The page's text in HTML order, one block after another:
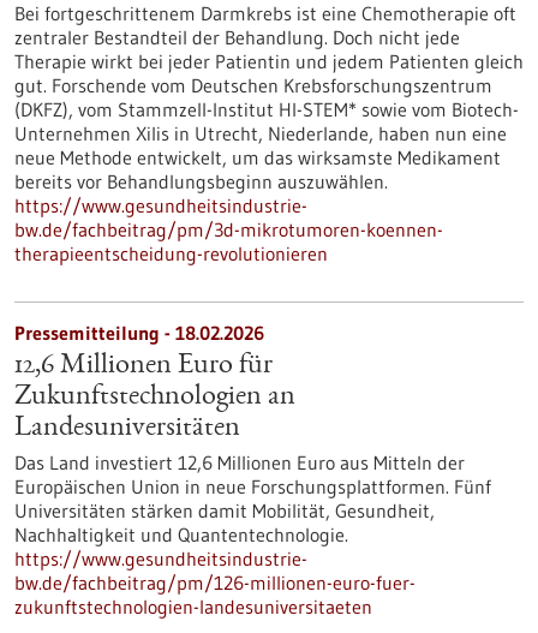
Bei fortgeschrittenem Darmkrebs ist eine Chemotherapie oft
zentraler Bestandteil der Behandlung. Doch nicht jede
Therapie wirkt bei jeder Patientin und jedem Patienten gleich
gut. Forschende vom Deutschen Krebsforschungszentrum
(DKFZ), vom Stammzell-Institut HI-STEM* sowie vom Biotech-
Unternehmen Xilis in Utrecht, Niederlande, haben nun eine
neue Methode entwickelt, um das wirksamste Medikament
bereits vor Behandlungsbeginn auszuwählen.
https://www.gesundheitsindustrie-
bw.de/fachbeitrag/pm/3d-mikrotumoren-koennen-
therapieentscheidung-revolutionieren
Pressemitteilung - 18.02.2026
12,6 Millionen Euro für
Zukunftstechnologien an
Landesuniversitäten
Das Land investiert 12,6 Millionen Euro aus Mitteln der
Europäischen Union in neue Forschungsplattformen. Fünf
Universitäten stärken damit Mobilität, Gesundheit,
Nachhaltigkeit und Quantentechnologie.
https://www.gesundheitsindustrie-
bw.de/fachbeitrag/pm/126-millionen-euro-fuer-
zukunftstechnologien-landesuniversitaeten